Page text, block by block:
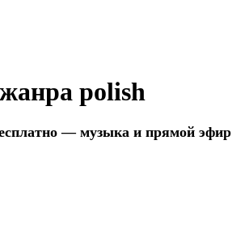
polish
— музыка и прямой эфир